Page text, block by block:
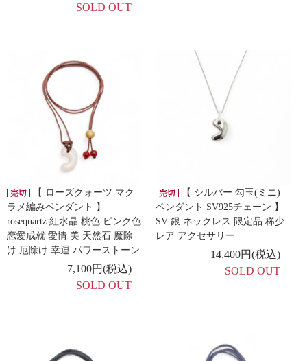
SOLD OUT
【 ローズクォーツ マク
ラメ編みペンダント 】
rosequartz 紅水晶 桃色 ピンク色
恋愛成就 愛情 美 天然石 魔除
け 厄除け 幸運 パワーストーン
7,100円(税込)
SOLD OUT
【 シルバー 勾玉(ミニ)
ペンダント SV925チェーン 】
SV 銀 ネックレス 限定品 稀少
レア アクセサリー
14,400円(税込)
SOLD OUT